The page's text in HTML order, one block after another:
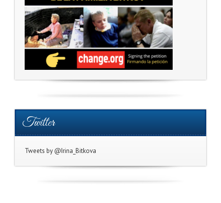
Twitter
Tweets by @Irina_Bitkova